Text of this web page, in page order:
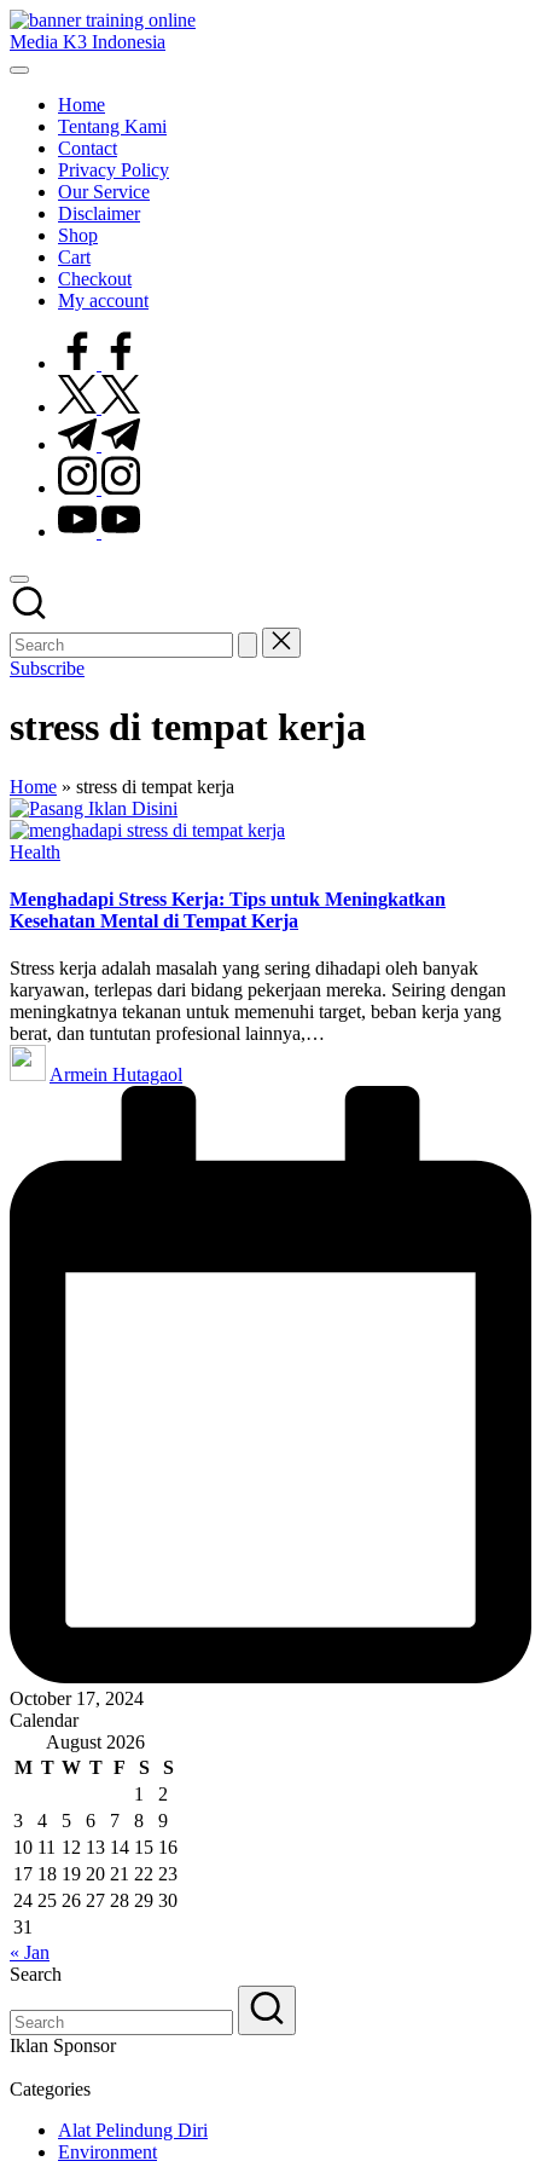
Skip
to
content
Media K3 Indonesia
Media
Seputar
Dunia
K3LH
Home
Tentang Kami
Contact
Privacy Policy
Our Service
Disclaimer
Shop
Cart
Checkout
My account
facebook.com
twitter.com
t.me
instagram.com
youtube.com
Subscribe
stress di tempat kerja
Home » stress di tempat kerja
Posted
Health
Menghadapi Stress Kerja: Tips untuk Meningkatkan
Kesehatan Mental di Tempat Kerja
Stress kerja adalah masalah yang sering dihadapi oleh banyak
karyawan, terlepas dari bidang pekerjaan mereka. Seiring dengan
meningkatnya tekanan untuk memenuhi target, beban kerja yang
berat, dan tuntutan profesional lainnya,…
Posted
by
Armein Hutagaol
October 17, 2024
Calendar
August 2026
M T W T F S
S
1
2
3
4 5 6 7 8
9
10 11 12 13 14 15 16
17 18 19 20 21 22 23
24 25 26 27 28 29 30
31
« Jan
Search
Iklan Sponsor
Categories
Alat Pelindung Diri
Environment